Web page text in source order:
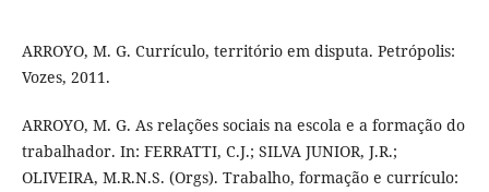
ARROYO, M. G. Currículo, território em disputa. Petrópolis:
Vozes, 2011.
ARROYO, M. G. As relações sociais na escola e a formação do
trabalhador. In: FERRATTI, C.J.; SILVA JUNIOR, J.R.;
OLIVEIRA, M.R.N.S. (Orgs). Trabalho, formação e currículo: